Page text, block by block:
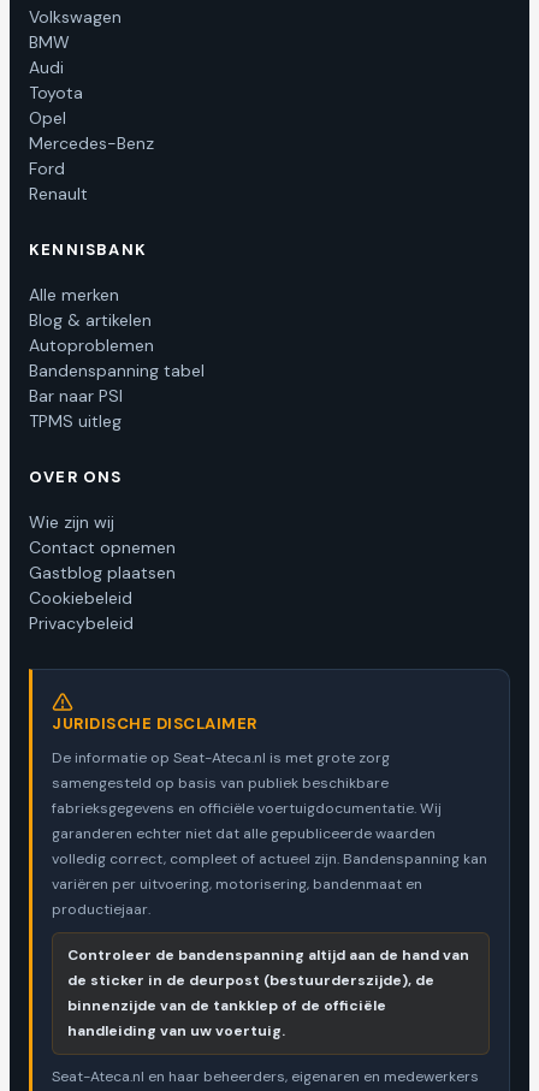
Volkswagen
BMW
Audi
Toyota
Opel
Mercedes-Benz
Ford
Renault
KENNISBANK
Alle merken
Blog & artikelen
Autoproblemen
Bandenspanning tabel
Bar naar PSI
TPMS uitleg
OVER ONS
Wie zijn wij
Contact opnemen
Gastblog plaatsen
Cookiebeleid
Privacybeleid
JURIDISCHE DISCLAIMER
De informatie op Seat-Ateca.nl is met grote zorg
samengesteld op basis van publiek beschikbare
fabrieksgegevens en officiële voertuigdocumentatie. Wij
garanderen echter niet dat alle gepubliceerde waarden
volledig correct, compleet of actueel zijn. Bandenspanning kan
variëren per uitvoering, motorisering, bandenmaat en
productiejaar.
Controleer de bandenspanning altijd aan de hand van
de sticker in de deurpost (bestuurderszijde), de
binnenzijde van de tankklep of de officiële
handleiding van uw voertuig.
Seat-Ateca.nl en haar beheerders, eigenaren en medewerkers